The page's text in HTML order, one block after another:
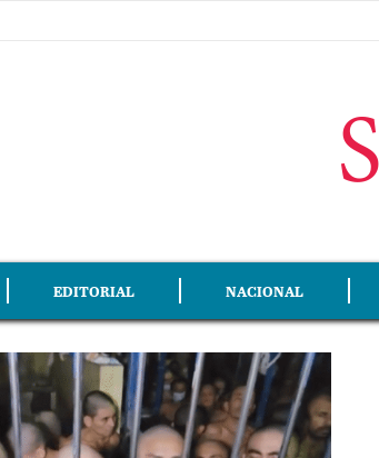
EDITORIAL NACIONAL